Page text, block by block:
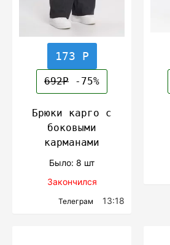
173 Р
692Р -75%
Брюки карго с
боковыми
карманами
Было: 8 шт
Закончился
Телеграм 13:18